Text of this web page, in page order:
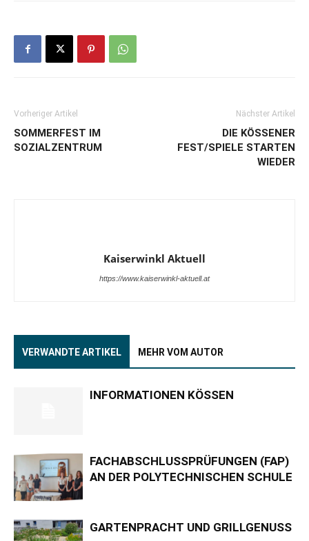
Vorheriger Artikel
SOMMERFEST IM
SOZIALZENTRUM
Nächster Artikel
DIE KÖSSENER
FEST/SPIELE STARTEN
WIEDER
Kaiserwinkl Aktuell
https://www.kaiserwinkl-aktuell.at
VERWANDTE ARTIKEL MEHR VOM AUTOR
INFORMATIONEN KÖSSEN
FACHABSCHLUSSPRÜFUNGEN (FAP)
AN DER POLYTECHNISCHEN SCHULE
GARTENPRACHT UND GRILLGENUSS